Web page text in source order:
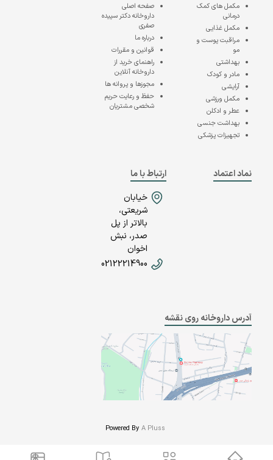
مکمل های کمک
درمانی
مکمل غذایی
مراقبت پوست و
مو
بهداشتی
مادر و کودک
آرایشی
مکمل ورزشی
عطر و ادکلن
بهداشت جنسی
تجهیزات پزشکی
صفحه اصلی
داروخانه دکتر سپیده
صفری
درباره ما
قوانین و مقررات
راهنمای خرید از
داروخانه آنلاین
مجوزها و پروانه ها
حفظ و رعایت حریم
شخصی مشتریان
نماد اعتماد
ارتباط با ما
خیابان
شریعتی،
بالاتر از پل
صدر، نبش
اخوان
02122214900
آدرس داروخانه روی نقشه
A Pluss
Powered By